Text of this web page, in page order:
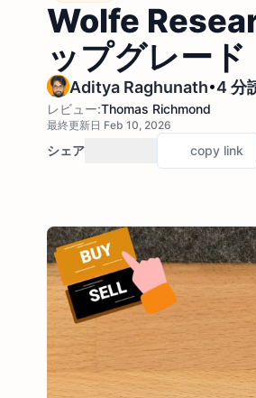
Wolfe
ップグレード
Aditya Raghunath•4 分
レビュー:Thomas Richmond
最終更新日 Feb 10, 2026
シェア copy link